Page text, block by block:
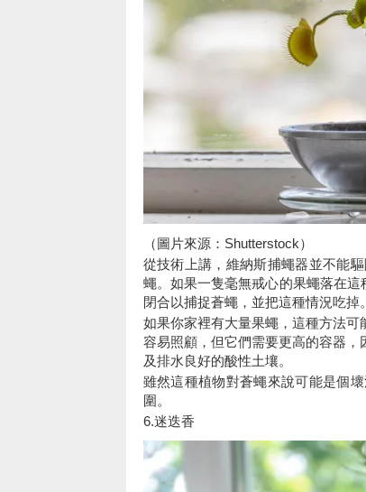
（圖片來源：Shutterstock）
從技術上講，維納斯捕蠅器並不能
蠅。如果一隻毫無戒心的果蠅落在
閉合以捕捉蒼蠅，並把這種情況吃掉
如果你家裡有大量果蠅，這種方法
容易照顧，但它們需要更高的容器
及排水良好的酸性土壤。
雖然這種植物對蒼蠅來說可能是個
圍。
6.迷迭香